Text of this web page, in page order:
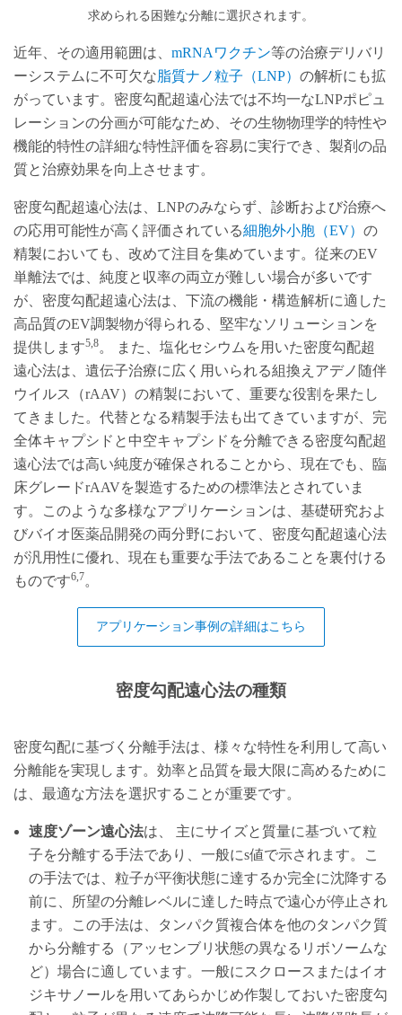
求められる困難な分離に選択されます。
近年、その適用範囲は、 mRNAワクチン等の治療デリバリ
ーシステムに不可欠な 脂質ナノ粒子（LNP） の解析にも拡
がっています。密度勾配超遠心法では不均一なLNPポピュ
レーションの分画が可能なため、その生物物理学的特性や
機能的特性の詳細な特性評価を容易に実行でき、製剤の品
質と治療効果を向上させます。
密度勾配超遠心法は、LNPのみならず、診断および治療へ
の応用可能性が高く評価されている細胞外小胞（EV） の
精製においても、改めて注目を集めています。従来のEV
単離法では、純度と収率の両立が難しい場合が多いです
が、密度勾配超遠心法は、下流の機能・構造解析に適した
高品質のEV調製物が得られる、堅牢なソリューションを
提供します5,8。 また、塩化セシウムを用いた密度勾配超
遠心法は、遺伝子治療に広く用いられる組換えアデノ随伴
ウイルス（rAAV）の精製において、重要な役割を果たし
てきました。代替となる精製手法も出てきていますが、完
全体キャプシドと中空キャプシドを分離できる密度勾配超
遠心法では高い純度が確保されることから、現在でも、臨
床グレードrAAVを製造するための標準法とされていま
す。このような多様なアプリケーションは、基礎研究およ
びバイオ医薬品開発の両分野において、密度勾配超遠心法
が汎用性に優れ、現在も重要な手法であることを裏付ける
ものです6,7。
アプリケーション事例の詳細はこちら
密度勾配遠心法の種類
密度勾配に基づく分離手法は、様々な特性を利用して高い
分離能を実現します。効率と品質を最大限に高めるために
は、最適な方法を選択することが重要です。
速度ゾーン遠心法は、 主にサイズと質量に基づいて粒
子を分離する手法であり、一般にs値で示されます。こ
の手法では、粒子が平衡状態に達するか完全に沈降する
前に、所望の分離レベルに達した時点で遠心が停止され
ます。この手法は、タンパク質複合体を他のタンパク質
から分離する（アッセンブリ状態の異なるリボソームな
ど）場合に適しています。一般にスクロースまたはイオ
ジキサノールを用いてあらかじめ作製しておいた密度勾